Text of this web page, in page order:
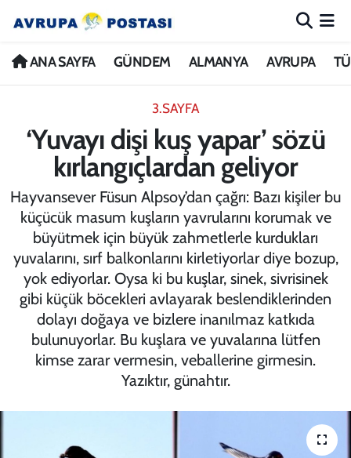
ANA SAYFA GÜNDEM ALMANYA AVRUPA
3.SAYFA
‘Yuvayı dişi kuş yapar’ sözü
kırlangıçlardan geliyor
Hayvansever Füsun Alpsoy’dan çağrı: Bazı kişiler bu
küçücük masum kuşların yavrularını korumak ve
büyütmek için büyük zahmetlerle kurdukları
yuvalarını, sırf balkonlarını kirletiyorlar diye bozup,
yok ediyorlar. Oysa ki bu kuşlar, sinek, sivrisinek
gibi küçük böcekleri avlayarak beslendiklerinden
dolayı doğaya ve bizlere inanılmaz katkıda
bulunuyorlar. Bu kuşlara ve yuvalarına lütfen
kimse zarar vermesin, veballerine girmesin.
Yazıktır, günahtır.
ANA SAYFA
ALMANYA
AVRUPA
TÜRKİYE
DÜNYA
KÜLTÜR
SPOR
Nöbetçi Eczaneler
İstanbul Namaz Vakitleri
Trafik Durumu
Avrupa Ligi Puan Durumu ve Fikstür
Tüm Manşetler
Son Dakika Haberleri
Haber Arşivi